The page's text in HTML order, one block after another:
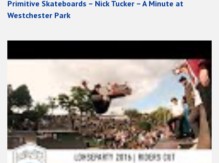
Primitive Skateboards – Nick Tucker – A Minute at
Westchester Park